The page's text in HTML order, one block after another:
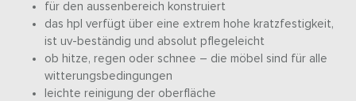
für den aussenbereich konstruiert
das hpl verfügt über eine extrem hohe kratzfestigkeit,
ist uv-beständig und absolut pflegeleicht
ob hitze, regen oder schnee – die möbel sind für alle
witterungsbedingungen
leichte reinigung der oberfläche